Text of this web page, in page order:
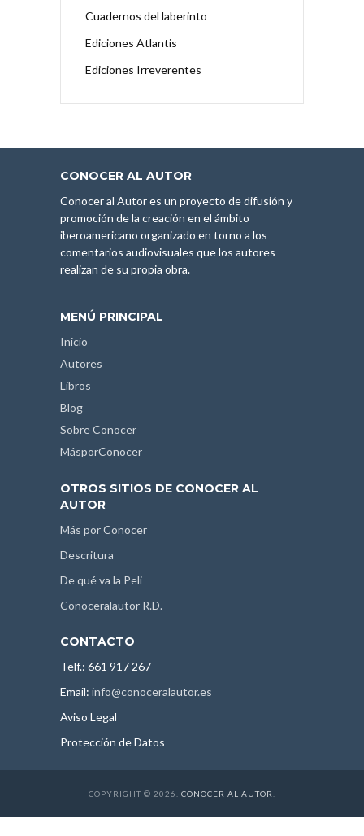
Cuadernos del laberinto
Ediciones Atlantis
Ediciones Irreverentes
CONOCER AL AUTOR
Conocer al Autor es un proyecto de difusión y
promoción de la creación en el ámbito
iberoamericano organizado en torno a los
comentarios audiovisuales que los autores
realizan de su propia obra.
MENÚ PRINCIPAL
Inicio
Autores
Libros
Blog
Sobre Conocer
MásporConocer
OTROS SITIOS DE CONOCER AL
AUTOR
Más por Conocer
Descritura
De qué va la Peli
Conoceralautor R.D.
CONTACTO
Telf.: 661 917 267
Email: info@conoceralautor.es
Aviso Legal
Protección de Datos
COPYRIGHT © 2026. CONOCER AL AUTOR